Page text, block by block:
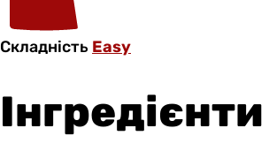
Складність Easy
Інгредієнти